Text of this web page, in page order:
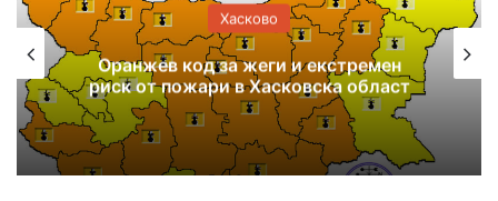
Хасково
Оранжев код за жеги и екстремен
риск от пожари в Хасковска област